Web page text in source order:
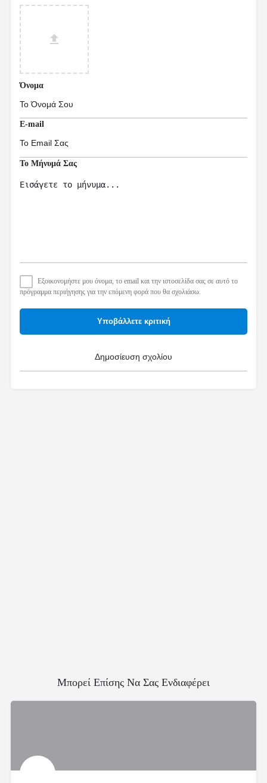
Όνομα
E-mail
Το Μήνυμά Σας
Εξοικονομήστε μου όνομα, το email και την ιστοσελίδα σας σε αυτό το
πρόγραμμα περιήγησης για την επόμενη φορά που θα σχολιάσω.
Υποβάλλετε κριτική
Μπορεί Επίσης Να Σας Ενδιαφέρει